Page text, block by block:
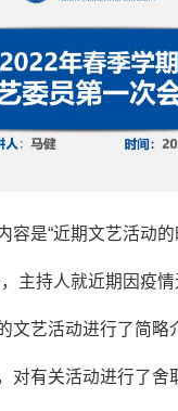
容是“近期文艺活动
主持人就近期因疫
文艺活动进行了简略
对有关活动进行了舍